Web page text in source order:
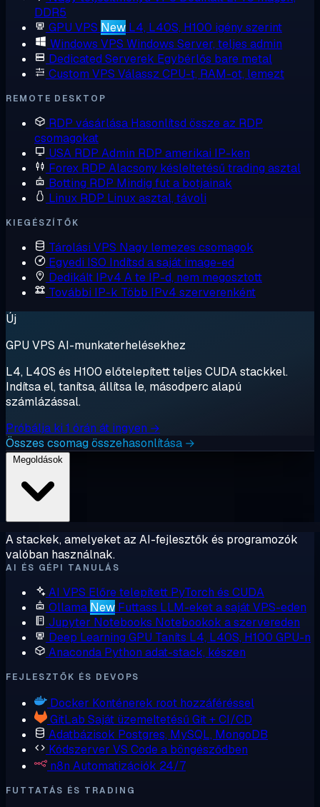
DDR5
GPU VPS New L4, L40S, H100 igény szerint
Windows VPS Windows Server, teljes admin
Dedicated Serverek Egybérlős bare metal
Custom VPS Válassz CPU-t, RAM-ot, lemezt
REMOTE DESKTOP
RDP vásárlása Hasonlítsd össze az RDP
csomagokat
USA RDP Admin RDP amerikai IP-ken
Forex RDP Alacsony késleltetésű trading asztal
Botting RDP Mindig fut a botjainak
Linux RDP Linux asztal, távoli
KIEGÉSZÍTŐK
Tárolási VPS Nagy lemezes csomagok
Egyedi ISO Indítsd a saját image-ed
Dedikált IPv4 A te IP-d, nem megosztott
További IP-k Több IPv4 szerverenként
Új
GPU VPS AI-munkaterhelésekhez
L4, L40S és H100 előtelepített teljes CUDA stackkel.
Indítsa el, tanítsa, állítsa le, másodperc alapú
számlázással.
Próbálja ki 1 órán át ingyen →
Összes csomag összehasonlítása →
A stackek, amelyeket az AI-fejlesztők és programozók
valóban használnak.
AI ÉS GÉPI TANULÁS
AI VPS Előre telepített PyTorch és CUDA
Ollama New Futtass LLM-eket a saját VPS-eden
Jupyter Notebooks Notebookok a szervereden
Deep Learning GPU Taníts L4, L40S, H100 GPU-n
Anaconda Python adat-stack, készen
FEJLESZTŐK ÉS DEVOPS
Docker Konténerek root hozzáféréssel
GitLab Saját üzemeltetésű Git + CI/CD
Adatbázisok Postgres, MySQL, MongoDB
Kódszerver VS Code a böngésződben
n8n Automatizációk 24/7
FUTTATÁS ÉS TRADING